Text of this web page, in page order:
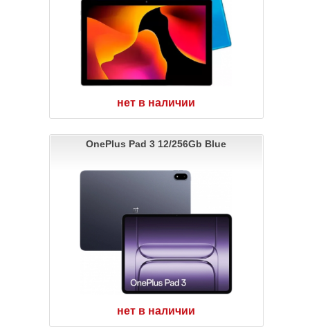
нет в наличии
OnePlus Pad 3 12/256Gb Blue
нет в наличии